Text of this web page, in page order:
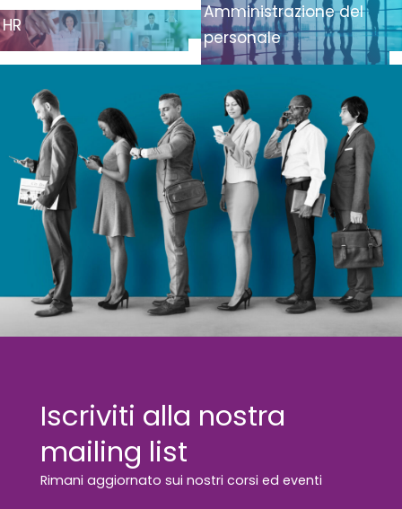
HR
Amministrazione del
personale
Iscriviti alla nostra
mailing list
Rimani aggiornato sui nostri corsi ed eventi